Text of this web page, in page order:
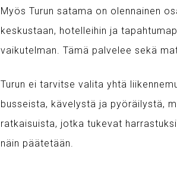
Myös Turun satama on olennainen
keskustaan, hotelleihin ja
vaikutelman. Tämä palvelee sekä
Turun ei tarvitse valita yhtä
busseista, kävelystä ja pyöräilystä,
ratkaisuista, jotka tukevat
näin päätetään.